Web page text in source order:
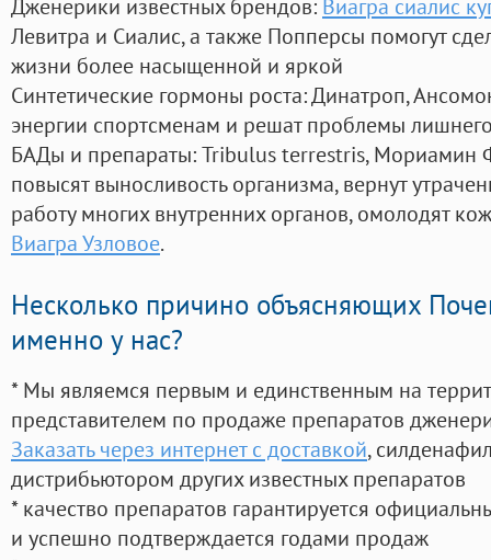
Дженерики известных брендов: Виагра сиалис
Левитра и Сиалис, а также Попперсы помогут
жизни более насыщенной и яркой
Синтетические гормоны роста: Динатроп,
энергии спортсменам и решат проблемы
БАДы и препараты:Tribulus terrestris, Мориамин
повысят выносливость организма, вернут
работу многих внутренних органов, омолодят
Виагра Узловое.
Несколько причино объясняющих
именно у нас?
* Мы являемся первым и единственным на
представителем по продаже препаратов
Заказать через интернет с доставкой,
дистрибьютором других известных препаратов
* качество препаратов гарантируется
и успешно подтверждается годами продаж